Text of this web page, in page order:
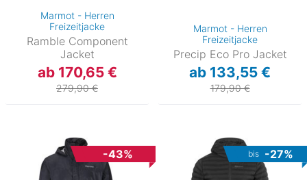
Marmot - Herren
Freizeitjacke
Ramble Component
Jacket
ab 170,65 €
279,90 €
Marmot - Herren
Freizeitjacke
Precip Eco Pro Jacket
ab 133,55 €
179,90 €
-43% bis -27%